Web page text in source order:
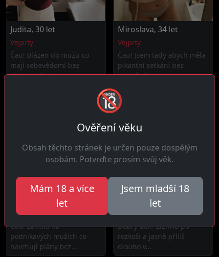
Judita, 30 let
Vejprty
Čau! Blázen do mužů co
mají sebevědomí bez
sklouznutí do...
Miroslava, 34 let
Vejprty
Čau! Jsem tady abych měla
pikantní setkání bez
zbytečného...
Zdeňka, 37 let
26 km daleko
Čau! Závislá na
podnikavých mužích co
navrhují plány bez...
Radka, 29 let
Vejprty
Dobrý den! Žíznivá po
rozkoši a jasně příliš
dlouho v...
🔞
Ověření věku
Obsah těchto stránek je určen pouze dospělým
osobám. Potvrďte prosím svůj věk.
Mám 18 a více
let
Jsem mladší 18
let